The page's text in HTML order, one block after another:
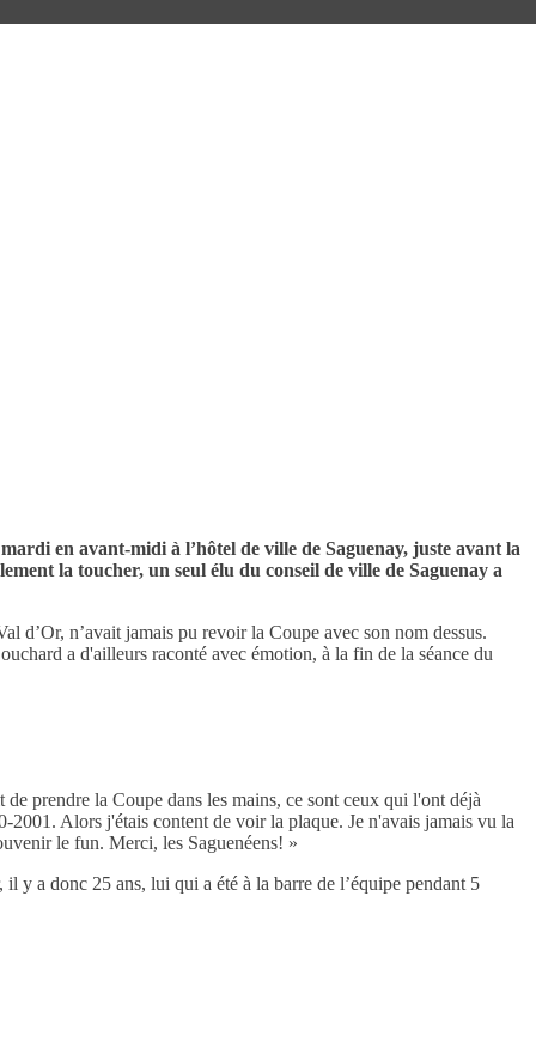
en avant-midi à l’hôtel de ville de Saguenay, juste avant la
la toucher, un seul élu du conseil de ville de Saguenay a
n’avait jamais pu revoir la Coupe avec son nom dessus.
a d'ailleurs raconté avec émotion, à la fin de la séance du
prendre la Coupe dans les mains, ce sont ceux qui l'ont déjà
2001. Alors j'étais content de voir la plaque. Je n'avais jamais vu la
le fun. Merci, les Saguenéens! »
y a donc 25 ans, lui qui a été à la barre de l’équipe pendant 5